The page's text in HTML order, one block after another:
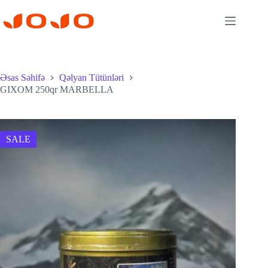
content
Əsas Səhifə
Qəlyan Tütünləri
GIXOM 250qr MARBELLA
SALE